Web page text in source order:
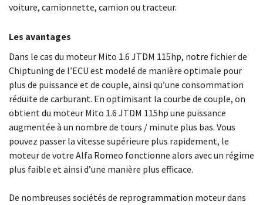
voiture, camionnette, camion ou tracteur.
Les avantages
Dans le cas du moteur Mito 1.6 JTDM 115hp, notre fichier de
Chiptuning de l’ECU est modelé de manière optimale pour
plus de puissance et de couple, ainsi qu’une consommation
réduite de carburant. En optimisant la courbe de couple, on
obtient du moteur Mito 1.6 JTDM 115hp une puissance
augmentée à un nombre de tours / minute plus bas. Vous
pouvez passer la vitesse supérieure plus rapidement, le
moteur de votre Alfa Romeo fonctionne alors avec un régime
plus faible et ainsi d’une manière plus efficace.
De nombreuses sociétés de reprogrammation moteur dans